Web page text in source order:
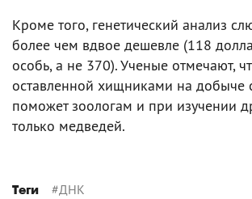
Кроме того, генетический анализ
более чем вдвое дешевле (118
особь, а не 370). Ученые отмечают,
оставленной хищниками на добыче
поможет зоологам и при изучении
только медведей.
Теги #ДНК